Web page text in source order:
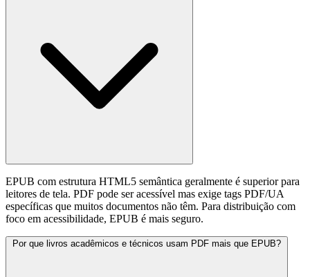
EPUB com estrutura HTML5 semântica geralmente é superior para
leitores de tela. PDF pode ser acessível mas exige tags PDF/UA
específicas que muitos documentos não têm. Para distribuição com
foco em acessibilidade, EPUB é mais seguro.
Por que livros acadêmicos e técnicos usam PDF mais que EPUB?